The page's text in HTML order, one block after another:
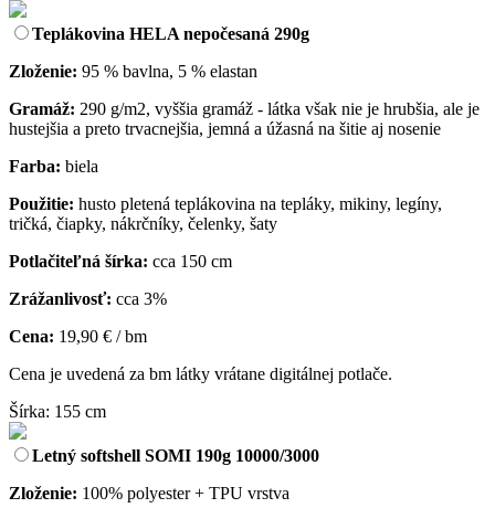
Teplákovina HELA nepočesaná 290g
Zloženie: 95 % bavlna, 5 % elastan
Gramáž: 290 g/m2, vyššia gramáž - látka však nie je hrubšia, ale je
hustejšia a preto trvacnejšia, jemná a úžasná na šitie aj nosenie
Farba: biela
Použitie: husto pletená teplákovina na tepláky, mikiny, legíny,
tričká, čiapky, nákrčníky, čelenky, šaty
Potlačiteľná šírka: cca 150 cm
Zrážanlivosť: cca 3%
Cena: 19,90 € / bm
Cena je uvedená za bm látky vrátane digitálnej potlače.
Šírka: 155 cm
Letný softshell SOMI 190g 10000/3000
Zloženie: 100% polyester + TPU vrstva